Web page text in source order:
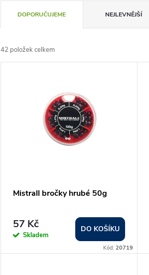
a
z
u
DOPORUČUJEME NEJLEVNĚJŠÍ
42 položek celkem
o
Mistrall bročky hrubé 50g
57 Kč
Skladem
DO KOŠÍKU
Kód:20719